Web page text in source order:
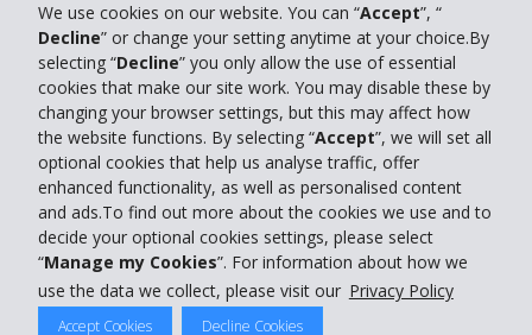
We use cookies on our website. You can “Accept”, “
Decline” or change your setting anytime at your choice.By
selecting “Decline” you only allow the use of essential
cookies that make our site work. You may disable these by
changing your browser settings, but this may affect how
the website functions. By selecting “Accept”, we will set all
optional cookies that help us analyse traffic, offer
enhanced functionality, as well as personalised content
and ads.To find out more about the cookies we use and to
decide your optional cookies settings, please select
“Manage my Cookies”. For information about how we
use the data we collect, please visit our Privacy Policy
Accept Cookies Decline Cookies
Business
Customer Service
Prenota con Hertz
© 2026 The Hertz System, Inc.
Privacy Policy | Condizioni di Utilizzo |